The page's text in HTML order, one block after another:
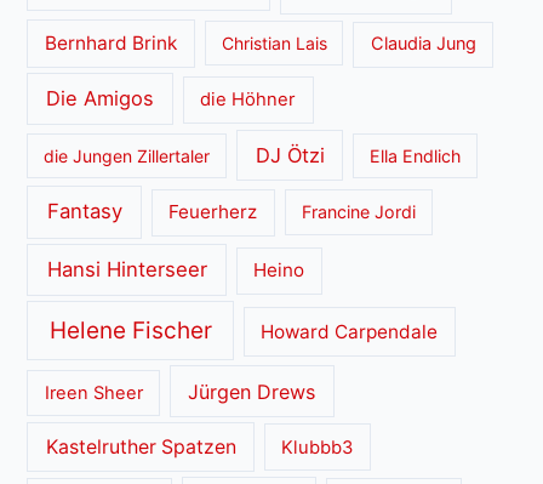
Bernhard Brink Christian Lais Claudia Jung
Die Amigos die Höhner
die Jungen Zillertaler DJ Ötzi Ella Endlich
Fantasy Feuerherz Francine Jordi
Hansi Hinterseer Heino
Helene Fischer Howard Carpendale
Ireen Sheer Jürgen Drews
Kastelruther Spatzen Klubbb3